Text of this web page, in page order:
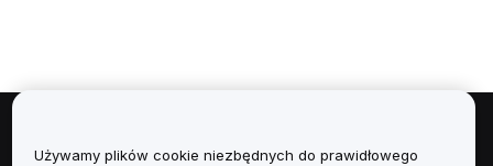
Informacje
Używamy plików cookie niezbędnych do prawidłowego